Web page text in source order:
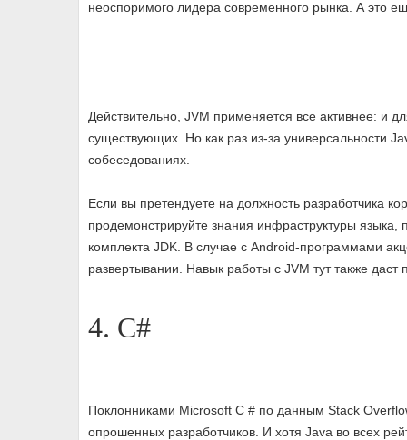
неоспоримого лидера современного рынка. А это
Действительно, JVM применяется все активнее: и
существующих. Но как раз из-за универсальности
собеседованиях.
Если вы претендуете на должность разработчика
продемонстрируйте знания инфраструктуры
комплекта JDK. В случае с Android-программами
развертывании. Навык работы с JVM тут также даст
4. C#
Поклонниками Microsoft C # по данным Stack
опрошенных разработчиков. И хотя Java во всех